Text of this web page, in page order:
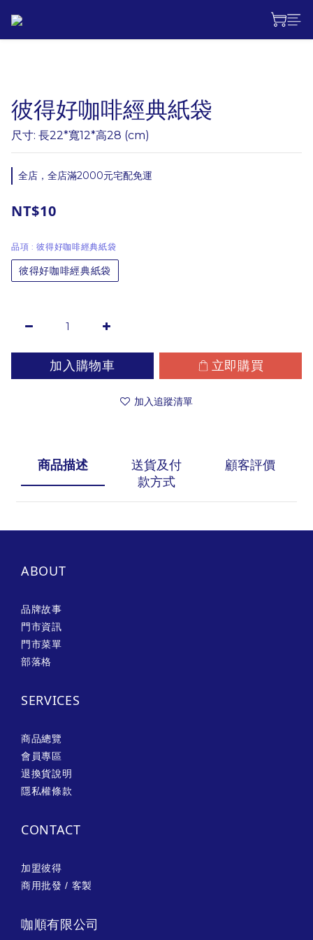
彼得好咖啡經典紙袋
尺寸: 長22*寬12*高28 (cm)
全店，全店滿2000元宅配免運
NT$10
品項 : 彼得好咖啡經典紙袋
彼得好咖啡經典紙袋
加入購物車 立即購買
加入追蹤清單
商品描述
送貨及付
款方式
顧客評價
ABOUT
品牌故事
門市資訊
門市菜單
部落格
SERVICES
商品總覽
會員專區
退換貨說明
隱私權條款
CONTACT
加盟彼得
商用批發 / 客製
咖順有限公司